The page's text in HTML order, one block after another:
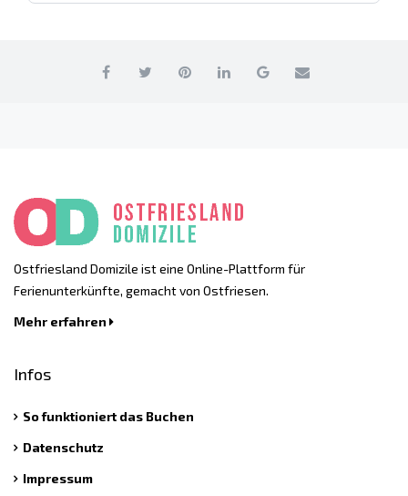
Ostfriesland Domizile ist eine Online-Plattform für
Ferienunterkünfte, gemacht von Ostfriesen.
Mehr erfahren
Infos
So funktioniert das Buchen
Datenschutz
Impressum